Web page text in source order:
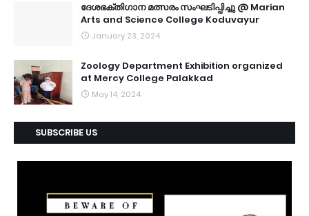
ദേശഭക്തിഗാന മത്സരം സംഘടിപ്പിച്ചു @ Marian
Arts and Science College Koduvayur
January 23, 2024
Zoology Department Exhibition organized
at Mercy College Palakkad
May 14, 2024
SUBSCRIBE US